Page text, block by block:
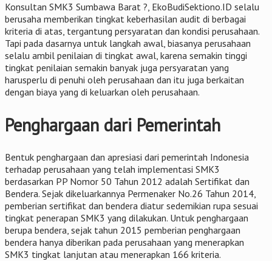
Konsultan SMK3 Sumbawa Barat ?, EkoBudiSektiono.ID selalu
berusaha memberikan tingkat keberhasilan audit di berbagai
kriteria di atas, tergantung persyaratan dan kondisi perusahaan.
Tapi pada dasarnya untuk langkah awal, biasanya perusahaan
selalu ambil penilaian di tingkat awal, karena semakin tinggi
tingkat penilaian semakin banyak juga persyaratan yang
harusperlu di penuhi oleh perusahaan dan itu juga berkaitan
dengan biaya yang di keluarkan oleh perusahaan.
Penghargaan dari Pemerintah
Bentuk penghargaan dan apresiasi dari pemerintah Indonesia
terhadap perusahaan yang telah implementasi SMK3
berdasarkan PP Nomor 50 Tahun 2012 adalah Sertifikat dan
Bendera. Sejak dikeluarkannya Permenaker No.26 Tahun 2014,
pemberian sertifikat dan bendera diatur sedemikian rupa sesuai
tingkat penerapan SMK3 yang dilakukan. Untuk penghargaan
berupa bendera, sejak tahun 2015 pemberian penghargaan
bendera hanya diberikan pada perusahaan yang menerapkan
SMK3 tingkat lanjutan atau menerapkan 166 kriteria.